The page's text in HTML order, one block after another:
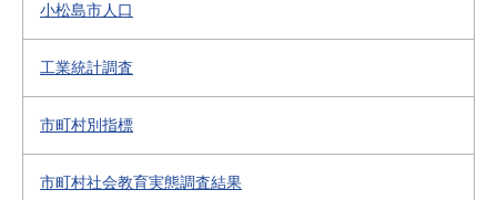
小松島市人口
工業統計調査
市町村別指標
市町村社会教育実態調査結果